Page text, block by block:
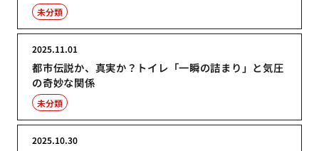
未分類
都市伝説か、真実か？トイレ「一瞬の詰まり」と気圧
の奇妙な関係
2025.11.01
未分類
2025.10.30